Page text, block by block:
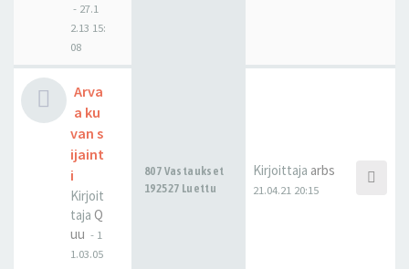
- 27.1
2.13 15:
08
Arva
a ku
van s
ijaint
i
Kirjoit
taja Q
uu - 1
1.03.05
807 Vastaukset
192527 Luettu
Kirjoittaja arbs
21.04.21 20:15